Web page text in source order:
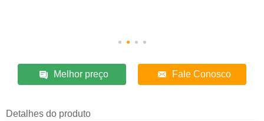
Melhor preço Fale Conosco
Detalhes do produto